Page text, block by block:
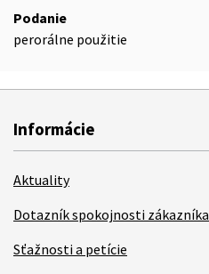
Podanie
perorálne použitie
Informácie
Aktuality
Dotazník spokojnosti zákazníka
Sťažnosti a petície